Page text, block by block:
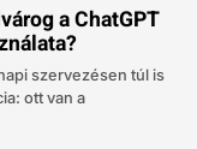
a ChatGPT
szervezésen túl is
ott van a